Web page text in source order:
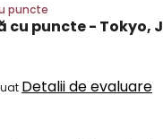
puncte
cu puncte - Tokyo,
Detalii de evaluare